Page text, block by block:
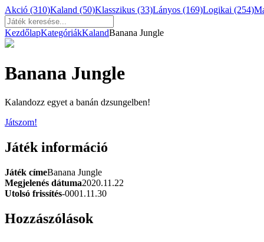
Akció (310)Kaland (50)Klasszikus (33)Lányos (169)Logikai (254)
KezdőlapKategóriákKalandBanana Jungle
Banana Jungle
Kalandozz egyet a banán dzsungelben!
Játszom!
Játék információ
Játék címeBanana Jungle
Megjelenés dátuma2020.11.22
Utolsó frissítés-0001.11.30
Hozzászólások